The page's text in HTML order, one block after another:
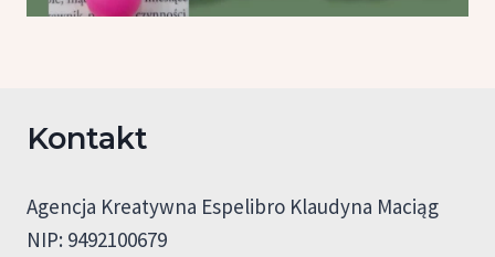
Kontakt
Agencja Kreatywna Espelibro Klaudyna Maciąg
NIP: 9492100679